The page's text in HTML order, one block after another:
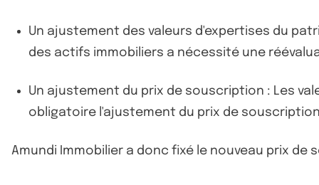
Un ajustement des valeurs d'expertises du
des actifs immobiliers a nécessité une
Un ajustement du prix de souscription : Les
obligatoire l'ajustement du prix de
Amundi Immobilier a donc fixé le nouveau prix de